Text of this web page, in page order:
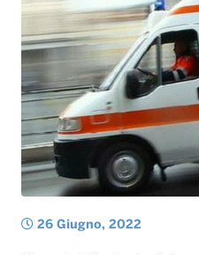
Radio
Oroscopo
Speciale
Battiti Live 2026
Gallery
26 Giugno, 2022